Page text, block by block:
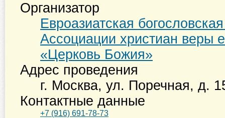
Организатор
Евроазиатская
Ассоциации христиан веры
«Церковь Божия»
Адрес проведения
г. Москва, ул. Поречная, д.
Контактные данные
+7 (916) 691-78-73